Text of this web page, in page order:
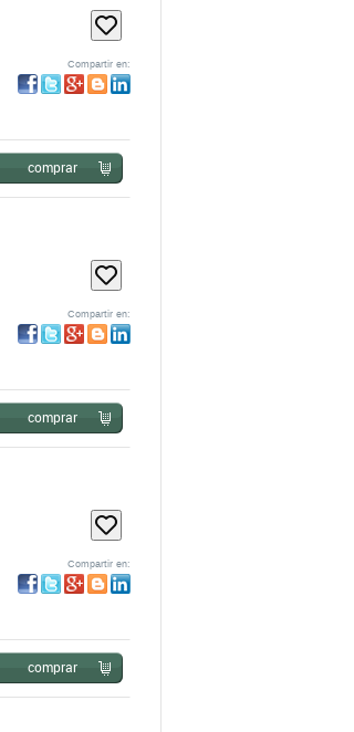
Compartir en:
comprar
Compartir en:
comprar
Compartir en:
comprar